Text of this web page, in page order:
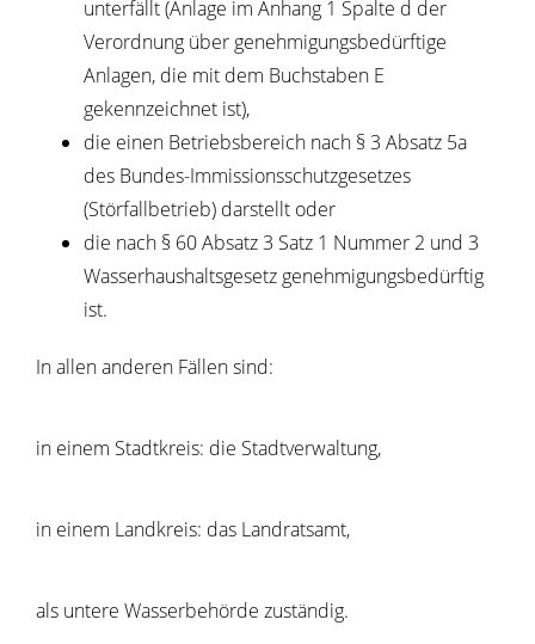
unterfällt (Anlage im Anhang 1 Spalte d der
Verordnung über genehmigungsbedürftige
Anlagen, die mit dem Buchstaben E
gekennzeichnet ist),
die einen Betriebsbereich nach § 3 Absatz 5a
des Bundes-Immissionsschutzgesetzes
(Störfallbetrieb) darstellt oder
die nach § 60 Absatz 3 Satz 1 Nummer 2 und 3
Wasserhaushaltsgesetz genehmigungsbedürftig
ist.
In allen anderen Fällen sind:
in einem Stadtkreis: die Stadtverwaltung,
in einem Landkreis: das Landratsamt,
als untere Wasserbehörde zuständig.